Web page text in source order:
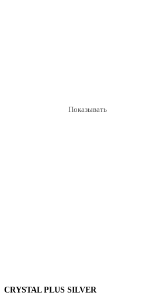
Показывать
CRYSTAL PLUS SILVER